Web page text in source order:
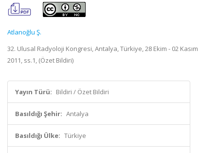
Atlanoğlu Ş.
32. Ulusal Radyoloji Kongresi, Antalya, Türkiye, 28 Ekim - 02 Kasım
2011, ss.1, (Özet Bildiri)
Yayın Türü: Bildiri / Özet Bildiri
Basıldığı Şehir: Antalya
Basıldığı Ülke: Türkiye